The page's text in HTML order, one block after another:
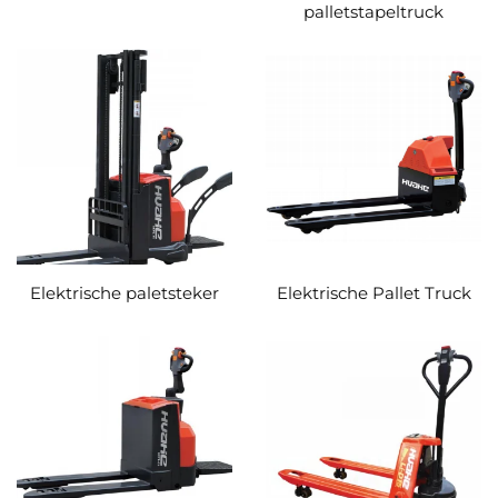
Elektrische pallettruck met lithiumbatterij,
Elektrische palletstapelwagen,
Voorwaartse elektrische heftruck
Stationair bediende elektrische palletstapelwagen.
De draagcapaciteit varieert van 1,5 tot 2,5 ton en kan
voldoen aan de behoeften op het gebied van
verschillende rekhoogten, gangbreedten en
hanteringsefficiëntie. Of het nu gaat om vlakke
transporten, toegang tot rekken of bewerkingen in
smalle gangen: Huahe biedt passende oplossingen.
bedrijfsefficiëntie wordt verbeterd
Alle productseries zijn uitgerust met AC/DC-
elektronische regelsystemen, die een snelle reactie en
soepele werking garanderen. Sommige modellen zijn
voorzien van intelligente interactieve meters die in
realtime informatie weergeven over bijvoorbeeld
palletstapeltruck
Elektrische paletsteker Elektrische Pallet Truck